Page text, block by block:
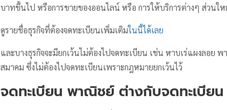
บาทขึ้นไป หรือการขายของออนไลน์ หรือ การให้บริการต่างๆ ส่วนใ
ดูรายชื่อธุรกิจที่ต้องจดทะเบียนเพิ่มเติมในนี้ได้เลย
และบางธุรกิจจะมียกเว้นไม่ต้องไปจดทะเบียน เช่น หาบเร่แผงลอย
สมาคม ซึ่งไม่ต้องไปจดทะเบียนเพราะกฎหมายยกเว้นไว้
จดทะเบียน พาณิชย์ ต่างกับจดทะเบีย